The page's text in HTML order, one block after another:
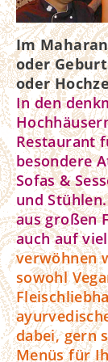
Im
oder
oder
In den
Restaurant
besondere
Sofas &
und
aus großen
auch auf
verwöhnen
sowohl
dabei, gern
Menüs für